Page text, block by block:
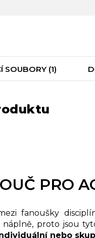
SOUBORY (1)
PRO
fanoušky
proto jsou
nebo